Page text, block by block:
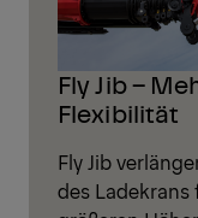
Fly Jib –
Flexibilität
Fly Jib
des Ladekrans